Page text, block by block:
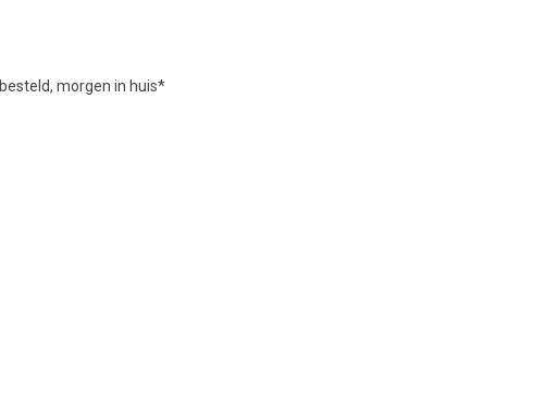
morgen in huis*